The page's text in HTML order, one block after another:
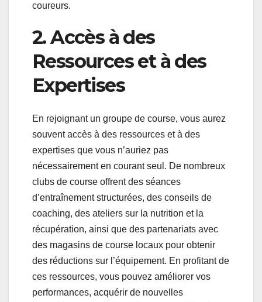
coureurs.
2. Accès à des
Ressources et à des
Expertises
En rejoignant un groupe de course, vous aurez
souvent accès à des ressources et à des
expertises que vous n’auriez pas
nécessairement en courant seul. De nombreux
clubs de course offrent des séances
d’entraînement structurées, des conseils de
coaching, des ateliers sur la nutrition et la
récupération, ainsi que des partenariats avec
des magasins de course locaux pour obtenir
des réductions sur l’équipement. En profitant de
ces ressources, vous pouvez améliorer vos
performances, acquérir de nouvelles